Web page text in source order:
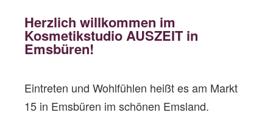
Herzlich willkommen im
Kosmetikstudio AUSZEIT in
Emsbüren!
Eintreten und Wohlfühlen heißt es am Markt
15 in Emsbüren im schönen Emsland.